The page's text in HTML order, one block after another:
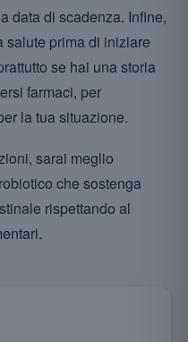
data di scadenza. Infine,
salute prima di iniziare
se hai una storia
farmaci, per
la tua situazione.
sarai meglio
che sostenga
rispettando al